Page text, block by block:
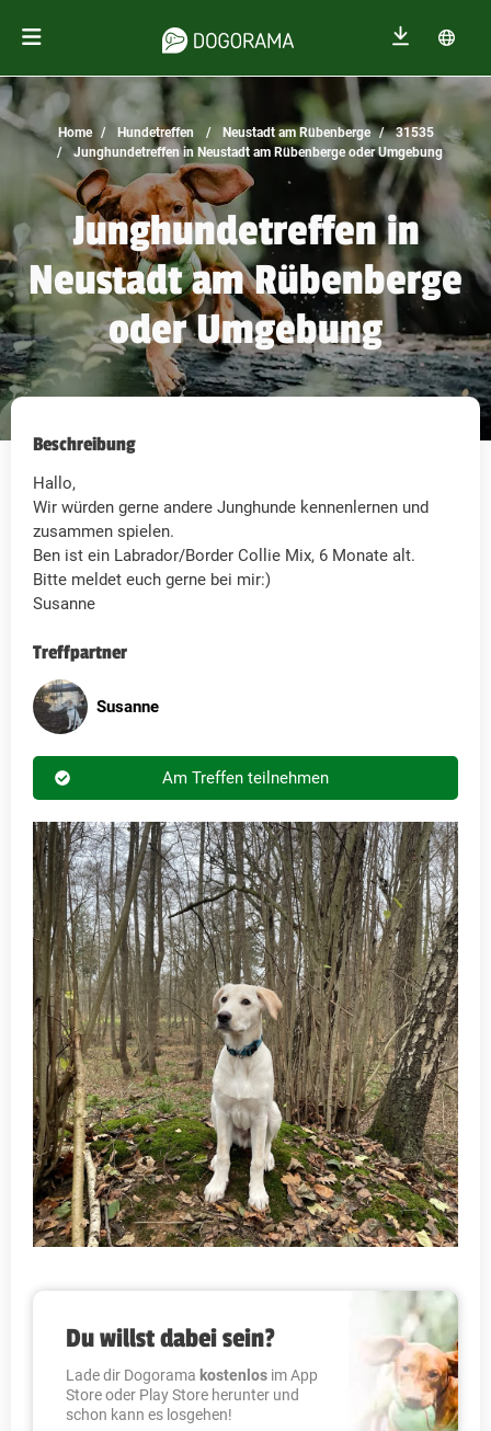
Home Hundetreffen Neustadt am Rübenberge
31535
Junghundetreffen in Neustadt am Rübenberge oder Umgebung
Junghundetreffen in
Neustadt am Rübenberge
oder Umgebung
Beschreibung
Hallo,
Wir würden gerne andere Junghunde kennenlernen und
zusammen spielen.
Ben ist ein Labrador/Border Collie Mix, 6 Monate alt.
Bitte meldet euch gerne bei mir:)
Susanne
Treffpartner
Susanne
Am Treffen teilnehmen
Du willst dabei sein?
Lade dir Dogorama kostenlos im App
Store oder Play Store herunter und
schon kann es losgehen!